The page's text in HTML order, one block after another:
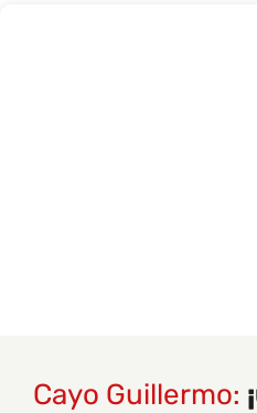
Cayo Guillermo: